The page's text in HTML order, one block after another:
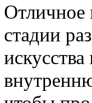
Отличное
стадии